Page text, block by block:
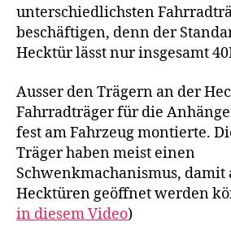
unterschiedlichsten
beschäftigen, denn der
Hecktür lässt nur insgesamt
Ausser den Trägern an der
Fahrradträger für die
fest am Fahrzeug montierte.
Träger haben meist einen
Schwenkmachanismus, damit
Hecktüren geöffnet werden
in diesem Video)